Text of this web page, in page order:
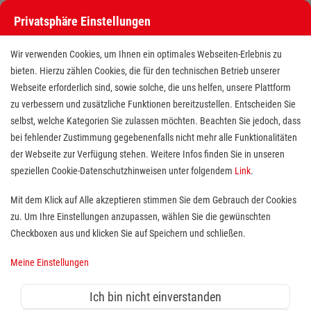
Freiwilliges Soziales Jahr (BFD /
FSJ) in der stationären Altenhilfe
Standort(e):Duisburg-Mündelheim
Über uns:
Wer sich sozial engagieren möchte, ist bei uns herzlich
Privatsphäre Einstellungen
Wir verwenden Cookies, um Ihnen ein optimales Webseiten-Erlebnis zu
bieten. Hierzu zählen Cookies, die für den technischen Betrieb unserer
Webseite erforderlich sind, sowie solche, die uns helfen, unsere Plattform
zu verbessern und zusätzliche Funktionen bereitzustellen. Entscheiden Sie
selbst, welche Kategorien Sie zulassen möchten. Beachten Sie jedoch, dass
bei fehlender Zustimmung gegebenenfalls nicht mehr alle Funktionalitäten
der Webseite zur Verfügung stehen. Weitere Infos finden Sie in unseren
speziellen Cookie-Datenschutzhinweisen unter folgendem Link.
Mit dem Klick auf Alle akzeptieren stimmen Sie dem Gebrauch der Cookies
zu. Um Ihre Einstellungen anzupassen, wählen Sie die gewünschten
Checkboxen aus und klicken Sie auf Speichern und schließen.
Meine Einstellungen
Ich bin nicht einverstanden